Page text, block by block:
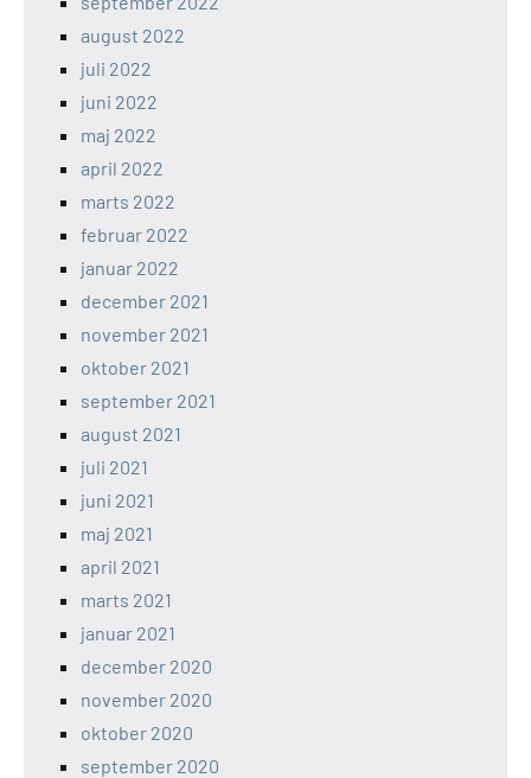
august 2022
juli 2022
juni 2022
maj 2022
april 2022
marts 2022
februar 2022
januar 2022
december 2021
november 2021
oktober 2021
september 2021
august 2021
juli 2021
juni 2021
maj 2021
april 2021
marts 2021
januar 2021
december 2020
november 2020
oktober 2020
september 2020